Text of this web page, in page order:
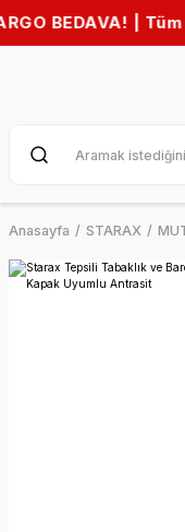
| Tüm
Anasayfa STARAX